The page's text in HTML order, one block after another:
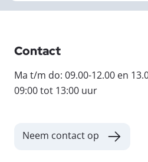
Contact
Ma t/m do: 09.00-12.00 en
09:00 tot 13:00 uur
Neem contact op